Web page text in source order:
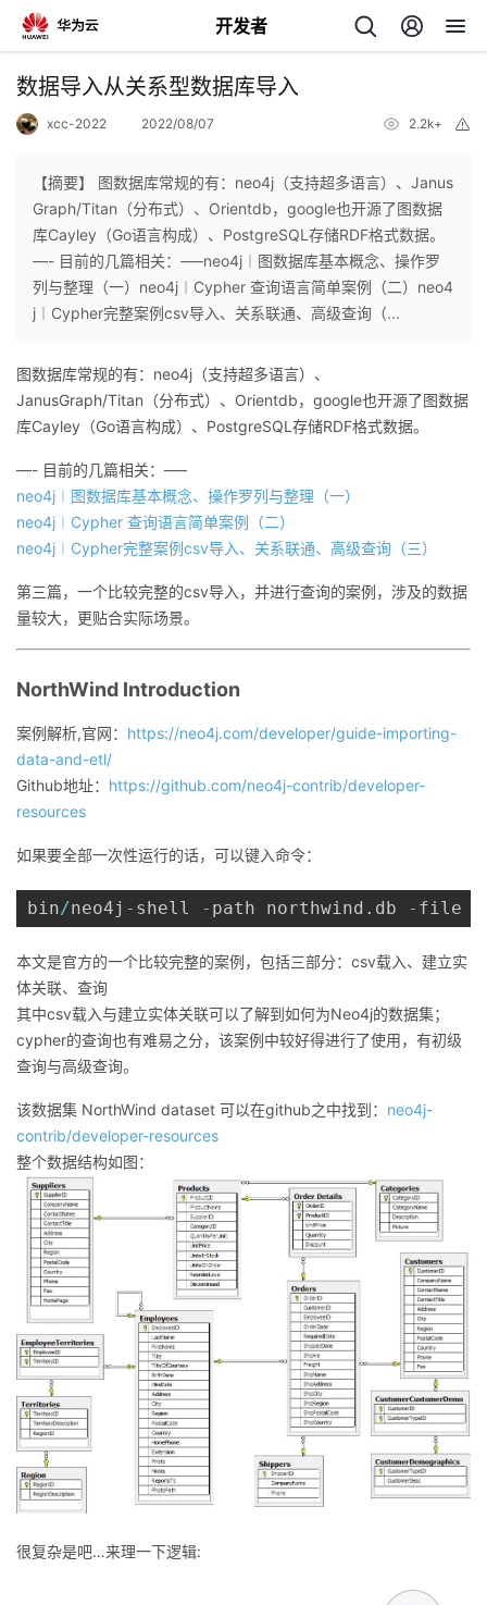
开发者
返
个
人
主
页
我
的
开
发
者
的
博
客
我
的
论
坛
我
的
圈
我
的
播
我
活
的
注
我
开
发
者
学
堂
我
的
课
程
我
的
认
证
我
的
实
我
的
的
Programs
我
的
支
持
我
的
技
术
支
持
我
的
云
声
建
数据导入从关系型数据库导入
xcc-2022 2022/08/07 2.2k+
【摘要】 图数据库常规的有：neo4j（支持超多语言）、Janus
Graph/Titan（分布式）、Orientdb，google也开源了图数据
库Cayley（Go语言构成）、PostgreSQL存储RDF格式数据。
—- 目前的几篇相关：—–neo4j︱图数据库基本概念、操作罗
列与整理（一）neo4j︱Cypher 查询语言简单案例（二）neo4
j︱Cypher完整案例csv导入、关系联通、高级查询（...
图数据库常规的有：neo4j（支持超多语言）、
JanusGraph/Titan（分布式）、Orientdb，google也开源了图数据
库Cayley（Go语言构成）、PostgreSQL存储RDF格式数据。
—- 目前的几篇相关：—–
neo4j︱图数据库基本概念、操作罗列与整理（一）
neo4j︱Cypher 查询语言简单案例（二）
neo4j︱Cypher完整案例csv导入、关系联通、高级查询（三）
第三篇，一个比较完整的csv导入，并进行查询的案例，涉及的数据
量较大，更贴合实际场景。
NorthWind Introduction
案例解析,官网： https://neo4j.com/developer/guide-importing-
data-and-etl/
Github地址： https://github.com/neo4j-contrib/developer-
resources
如果要全部一次性运行的话，可以键入命令：
bin/neo4j - shell - path northwind . db - file
本文是官方的一个比较完整的案例，包括三部分：csv载入、建立实
体关联、查询
其中csv载入与建立实体关联可以了解到如何为Neo4j的数据集；
cypher的查询也有难易之分，该案例中较好得进行了使用，有初级
查询与高级查询。
该数据集 NorthWind dataset 可以在github之中找到： neo4j-
contrib/developer-resources
整个数据结构如图：
很复杂是吧…来理一下逻辑: